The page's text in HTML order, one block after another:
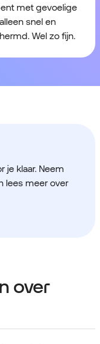
met gevoelige
snel en
Wel zo fijn.
je klaar. Neem
lees meer over
over